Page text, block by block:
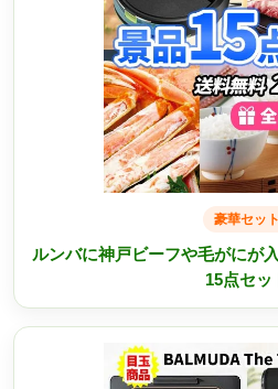
豪華セット
ルンバに神戸ビーフや毛がにが
15点セッ